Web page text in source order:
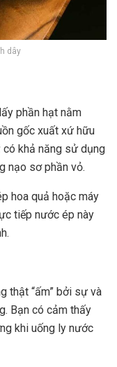
dây
phần hạt nằm
gốc xuất xứ hữu
có khả năng sử dụng
nạo sơ phần vỏ.
hoa quả hoặc máy
tiếp nước ép này
thật “ấm” bởi sự và
Bạn có cảm thấy
khi uống ly nước